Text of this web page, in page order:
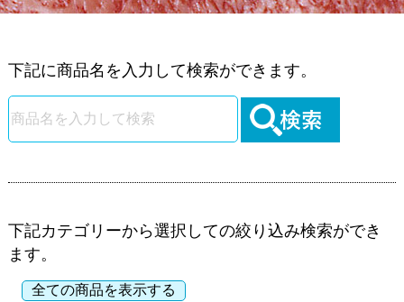
下記に商品名を入力して検索ができます。
下記カテゴリーから選択しての絞り込み検索ができ
ます。
全ての商品を表示する